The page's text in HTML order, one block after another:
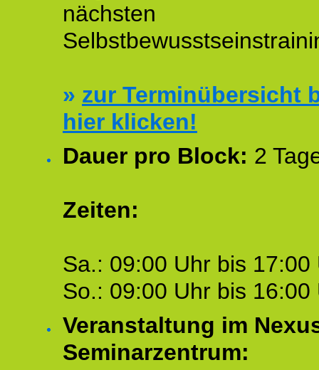
nächsten
» zur Terminübersicht
hier klicken!
Dauer pro Block: 2
Zeiten:
Sa.: 09:00 Uhr bis 17:00
So.: 09:00 Uhr bis 16:00
Veranstaltung im
Seminarzentrum: